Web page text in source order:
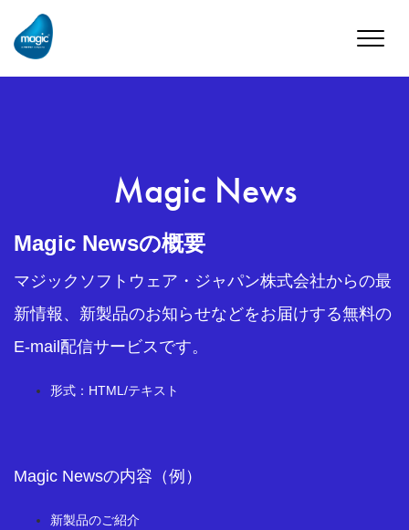
Toggle
Magic News
Magic Newsの概要
マジックソフトウェア・ジャパン株式会社からの最
新情報、新製品のお知らせなどをお届けする無料の
E-mail配信サービスです。
形式：HTML/テキスト
Magic Newsの内容（例）
新製品のご紹介